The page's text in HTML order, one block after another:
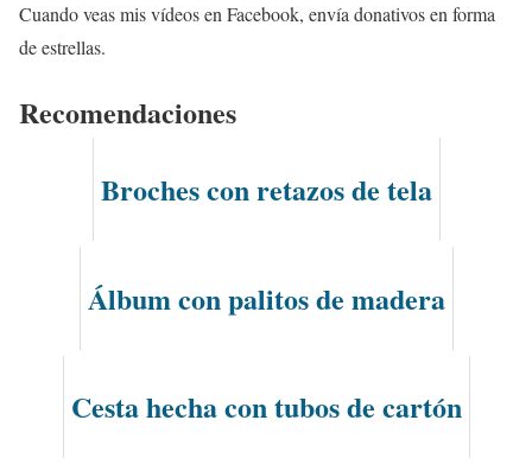
Cuando veas mis vídeos en Facebook, envía donativos en forma
de estrellas.
Recomendaciones
Broches con retazos de tela
Álbum con palitos de madera
Cesta hecha con tubos de cartón